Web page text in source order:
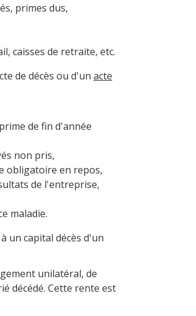
primes dus,
caisses de retraite, etc.
de décès ou d'un acte
de fin d'année
non pris,
obligatoire en repos,
de l'entreprise,
maladie.
un capital décès d'un
unilatéral, de
décédé. Cette rente est